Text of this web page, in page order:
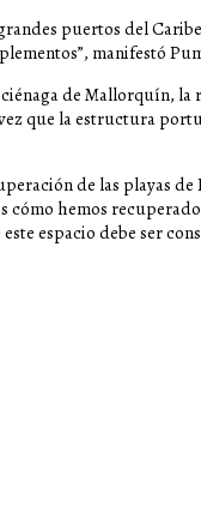
puertos del
manifestó
de Mallorquín, la
que la estructura
de las playas
hemos
espacio debe ser